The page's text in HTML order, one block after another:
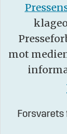
mot
Forsvarets